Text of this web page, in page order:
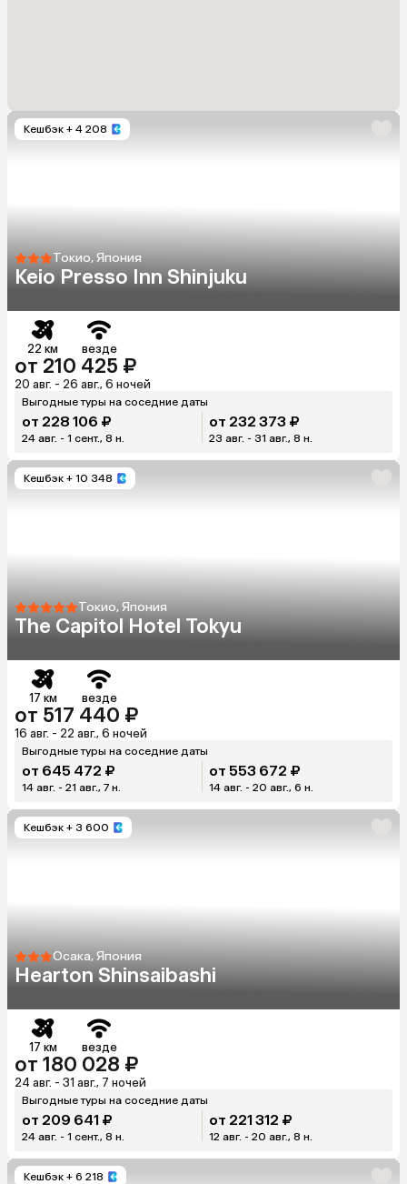
Кешбэк + 4 208
Токио, Япония
Keio Presso Inn Shinjuku
22 км везде
от 210 425 ₽
20 авг. - 26 авг., 6 ночей
Выгодные туры на соседние даты
от 228 106 ₽
24 авг. - 1 сент., 8 н.
от 232 373 ₽
23 авг. - 31 авг., 8 н.
Кешбэк + 10 348
Токио, Япония
The Capitol Hotel Tokyu
17 км везде
от 517 440 ₽
16 авг. - 22 авг., 6 ночей
Выгодные туры на соседние даты
от 645 472 ₽
14 авг. - 21 авг., 7 н.
от 553 672 ₽
14 авг. - 20 авг., 6 н.
Кешбэк + 3 600
Осака, Япония
Hearton Shinsaibashi
17 км везде
от 180 028 ₽
24 авг. - 31 авг., 7 ночей
Выгодные туры на соседние даты
от 209 641 ₽
24 авг. - 1 сент., 8 н.
от 221 312 ₽
12 авг. - 20 авг., 8 н.
Кешбэк + 6 218